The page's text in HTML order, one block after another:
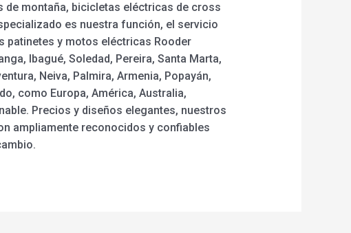
montaña, bicicletas eléctricas de cross
es nuestra función, el servicio
patinetes y motos eléctricas Rooder
Ibagué, Soledad, Pereira, Santa Marta,
Neiva, Palmira, Armenia, Popayán,
como Europa, América, Australia,
Precios y diseños elegantes, nuestros
ampliamente reconocidos y confiables